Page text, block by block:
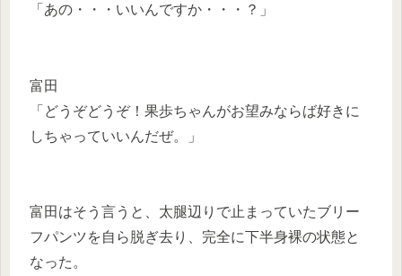
「あの・・・いいんですか・・・？」
富田
「どうぞどうぞ！果歩ちゃんがお望みならば好きに
しちゃっていいんだぜ。」
富田はそう言うと、太腿辺りで止まっていたブリー
フパンツを自ら脱ぎ去り、完全に下半身裸の状態と
なった。